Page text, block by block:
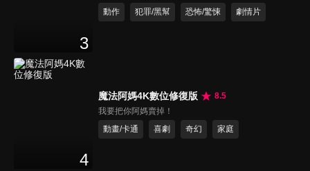
3
動作
犯罪/黑幫 恐怖/驚悚 劇情片
4
魔法阿媽4K數位修復版
8.5
我要把你阿媽賣掉！
動畫/卡通
喜劇 奇幻 家庭